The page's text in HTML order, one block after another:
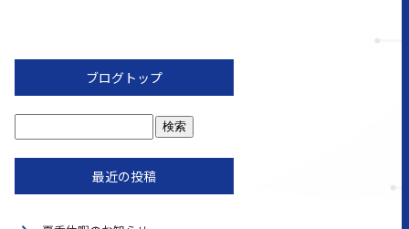
ブログトップ
最近の投稿